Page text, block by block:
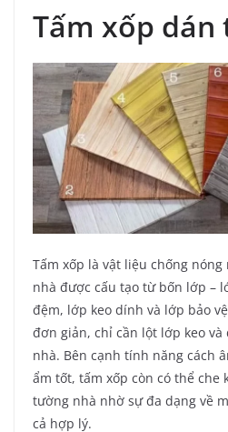
Tấm xốp
Tấm xốp là vật liệu chống
nhà được cấu tạo từ bốn lớp –
đệm, lớp keo dính và lớp bảo
đơn giản, chỉ cần lột lớp keo
nhà. Bên cạnh tính năng cách
ẩm tốt, tấm xốp còn có thể che
tường nhà nhờ sự đa dạng về
cả hợp lý.